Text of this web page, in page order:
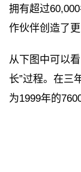
拥有超过
作伙伴创造了更
从下图中可以
长”过程。在三
为1999年的